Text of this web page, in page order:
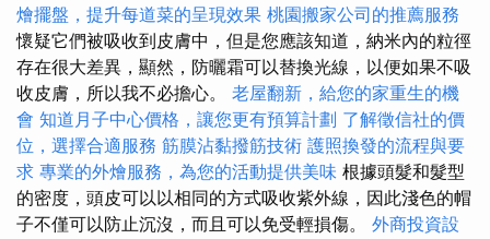
燴擺盤，提升每道菜的呈現效果 桃園搬家公司的推薦服務
懷疑它們被吸收到皮膚中，但是您應該知道，納米內的粒徑
存在很大差異，顯然，防曬霜可以替換光線，以便如果不吸
收皮膚，所以我不必擔心。 老屋翻新，給您的家重生的機
會 知道月子中心價格，讓您更有預算計劃 了解徵信社的價
位，選擇合適服務 筋膜沾黏撥筋技術 護照換發的流程與要
求 專業的外燴服務，為您的活動提供美味 根據頭髮和髮型
的密度，頭皮可以以相同的方式吸收紫外線，因此淺色的帽
子不僅可以防止沉沒，而且可以免受輕損傷。 外商投資設